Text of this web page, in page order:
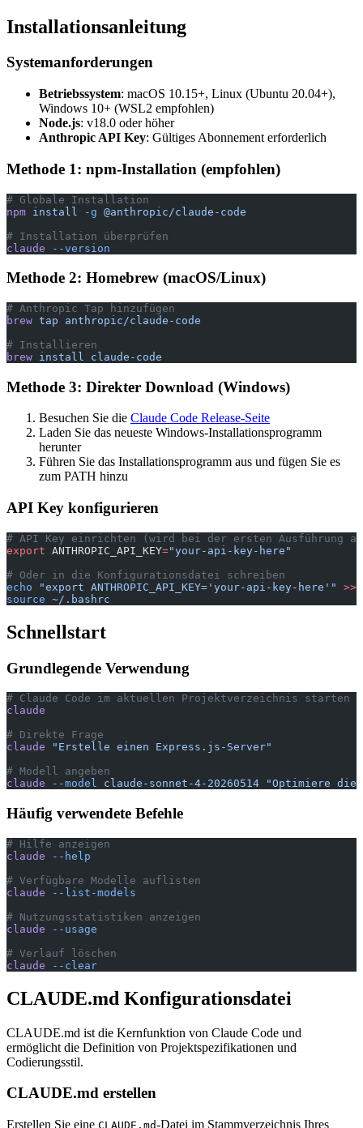
Installationsanleitung
Systemanforderungen
Betriebssystem: macOS 10.15+, Linux (Ubuntu 20.04+),
Windows 10+ (WSL2 empfohlen)
Node.js: v18.0 oder höher
Anthropic API Key: Gültiges Abonnement erforderlich
Methode 1: npm-Installation (empfohlen)
# Globale Installation
npm install -g @anthropic/claude-code
# Installation überprüfen
claude --version
Methode 2: Homebrew (macOS/Linux)
# Anthropic Tap hinzufügen
brew tap anthropic/claude-code
# Installieren
brew install claude-code
Methode 3: Direkter Download (Windows)
Besuchen Sie die Claude Code Release-Seite
Laden Sie das neueste Windows-Installationsprogramm
herunter
Führen Sie das Installationsprogramm aus und fügen Sie es
zum PATH hinzu
API Key konfigurieren
# API Key einrichten (wird bei der ersten Ausführung
export ANTHROPIC_API_KEY="your-api-key-here"
# Oder in die Konfigurationsdatei schreiben
echo "export ANTHROPIC_API_KEY='your-api-key-here'" >>
source ~/.bashrc
Schnellstart
Grundlegende Verwendung
# Claude Code im aktuellen Projektverzeichnis starten
claude
# Direkte Frage
claude "Erstelle einen Express.js-Server"
# Modell angeben
claude --model claude-sonnet-4-20260514 "Optimiere die
Häufig verwendete Befehle
# Hilfe anzeigen
claude --help
# Verfügbare Modelle auflisten
claude --list-models
# Nutzungsstatistiken anzeigen
claude --usage
# Verlauf löschen
claude --clear
CLAUDE.md Konfigurationsdatei
CLAUDE.md ist die Kernfunktion von Claude Code und
ermöglicht die Definition von Projektspezifikationen und
Codierungsstil.
CLAUDE.md erstellen
Erstellen Sie eine CLAUDE.md-Datei im Stammverzeichnis Ihres